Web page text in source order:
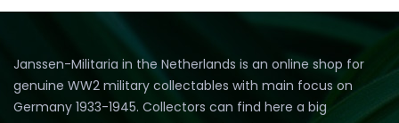
Janssen-Militaria in the Netherlands is an online shop for
genuine WW2 military collectables with main focus on
Germany 1933-1945. Collectors can find here a big